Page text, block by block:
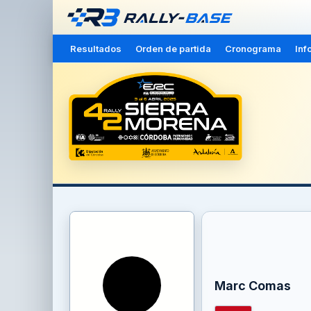
Resultados Orden de partida Cronograma
Marc Comas